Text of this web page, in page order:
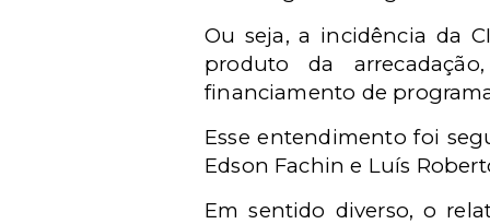
Ou seja, a incidência da
produto da
financiamento de
Esse entendimento foi
Edson Fachin e Luís
Em sentido diverso, o